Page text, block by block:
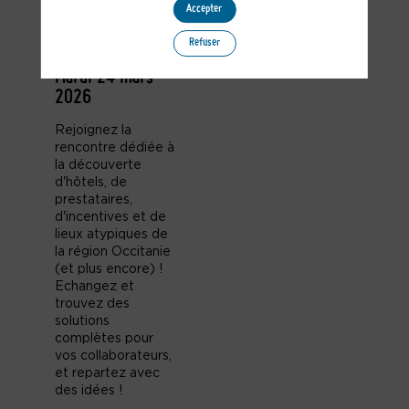
Mardi 24 mars
2026
Rejoignez la
rencontre dédiée à
la découverte
d'hôtels, de
prestataires
d'incentives et de
lieux atypiques de
la région Occitanie
(et plus encore) !
Echangez et
trouvez des
solutions
complètes pour
vos collaborateurs,
et repartez avec
des idées !
Accepter
Refuser